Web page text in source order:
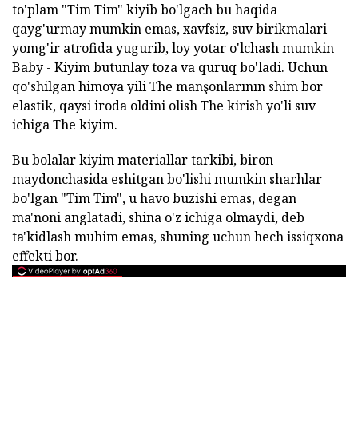
to'plam "Tim Tim" kiyib bo'lgach bu haqida
qayg'urmay mumkin emas, xavfsiz, suv birikmalari
yomg'ir atrofida yugurib, loy yotar o'lchash mumkin
Baby - Kiyim butunlay toza va quruq bo'ladi. Uchun
qo'shilgan himoya yili The manşonlarının shim bor
elastik, qaysi iroda oldini olish The kirish yo'li suv
ichiga The kiyim.
Bu bolalar kiyim materiallar tarkibi, biron
maydonchasida eshitgan bo'lishi mumkin sharhlar
bo'lgan "Tim Tim", u havo buzishi emas, degan
ma'noni anglatadi, shina o'z ichiga olmaydi, deb
ta'kidlash muhim emas, shuning uchun hech issiqxona
effekti bor.